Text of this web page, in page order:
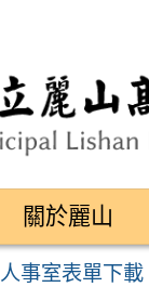
關於麗山
人事室表單下載